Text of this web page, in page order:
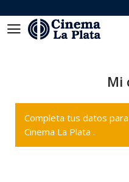
Mi
Completa tus datos
Cinema La Plata .